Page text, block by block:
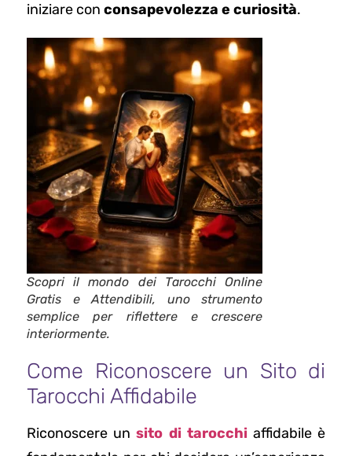
iniziare con consapevolezza e curiosità.
Scopri il mondo dei Tarocchi Online
Gratis e Attendibili, uno strumento
semplice per riflettere e crescere
interiormente.
Come Riconoscere un Sito di
Tarocchi Affidabile
Riconoscere unsito di tarocchi affidabile è